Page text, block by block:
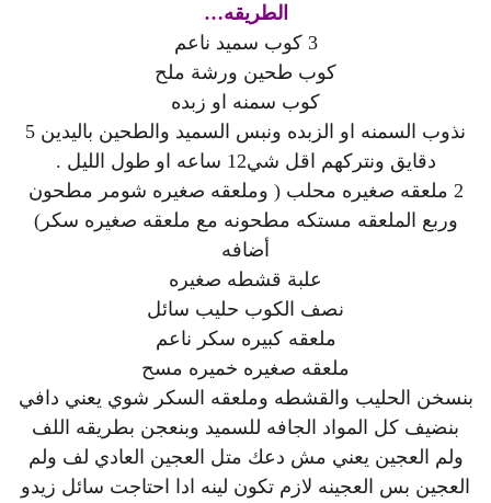
الطريقه…
3 كوب سميد ناعم
كوب طحين ورشة ملح
كوب سمنه او زبده
نذوب السمنه او الزبده ونبس السميد والطحين باليدين 5
دقايق ونتركهم اقل شي12 ساعه او طول الليل .
2 ملعقه صغيره محلب ( وملعقه صغيره شومر مطحون
وربع الملعقه مستكه مطحونه مع ملعقه صغيره سكر)
أضافه
علبة قشطه صغيره
نصف الكوب حليب سائل
ملعقه كبيره سكر ناعم
ملعقه صغيره خميره مسح
بنسخن الحليب والقشطه وملعقه السكر شوي يعني دافي
بنضيف كل المواد الجافه للسميد وبنعجن بطريقه اللف
ولم العجين يعني مش دعك متل العجين العادي لف ولم
العجين بس العجينه لازم تكون لينه ادا احتاجت سائل زيدو